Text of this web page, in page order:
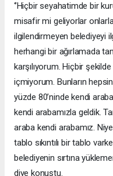
‘’Hiçbir seyahatimde bir
misafir mi geliyorlar
ilgilendirmeyen belediyeyi
herhangi bir ağırlamada
karşılıyorum. Hiçbir
içmiyorum. Bunların
yüzde 80’ninde kendi
kendi arabamızla geldik.
araba kendi arabamız.
tablo sıkıntılı bir tablo
belediyenin sırtına
diye konuştu.